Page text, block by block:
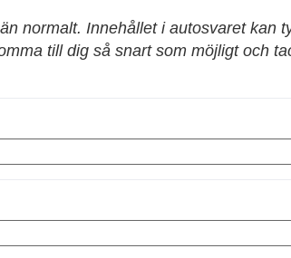
normalt. Innehållet i autosvaret kan
till dig så snart som möjligt och